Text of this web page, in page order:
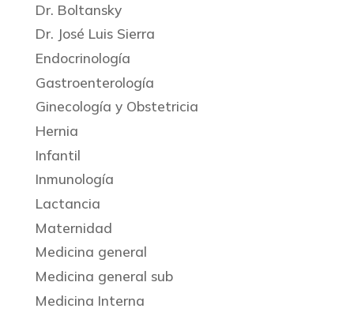
Dr. Boltansky
Dr. José Luis Sierra
Endocrinología
Gastroenterología
Ginecología y Obstetricia
Hernia
Infantil
Inmunología
Lactancia
Maternidad
Medicina general
Medicina general sub
Medicina Interna